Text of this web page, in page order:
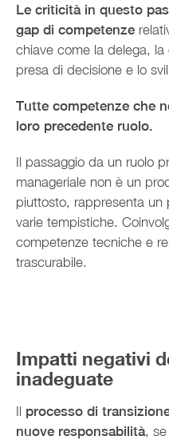
Le criticità in questo
gap di competenze
chiave come la delega, la
presa di decisione e lo
Tutte competenze che
loro precedente ruolo.
Il passaggio da un ruolo
manageriale non è un
piuttosto, rappresenta un
varie tempistiche.
competenze tecniche e
trascurabile.
Impatti negativi
inadeguate
Il processo di
nuove responsabilità,